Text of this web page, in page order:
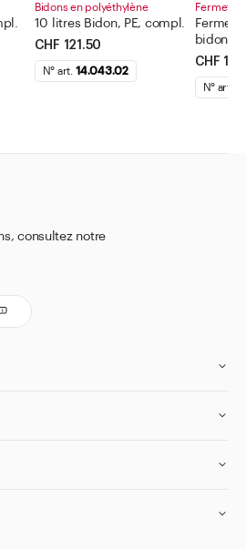
Bidons en polyéthylène
10 litres Bidon, PE, compl.
CHF 121.50
N° art. 14.043.02
bidon
CHF
N° art.
consultez notre